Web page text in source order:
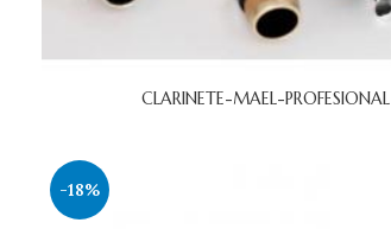
CLARINETE-MAEL-PROFESIONAL
-18%